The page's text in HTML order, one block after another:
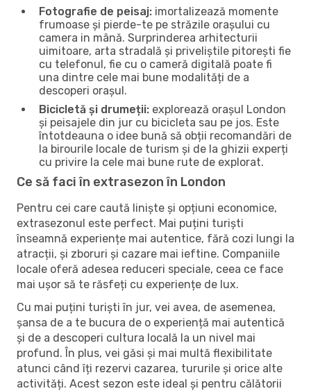
Fotografie de peisaj: imortalizează momente
frumoase și pierde-te pe străzile orașului cu
camera in mână. Surprinderea arhitecturii
uimitoare, arta stradală și priveliștile pitorești fie
cu telefonul, fie cu o cameră digitală poate fi
una dintre cele mai bune modalități de a
descoperi orașul.
Bicicletă și drumeții: explorează orașul London
și peisajele din jur cu bicicleta sau pe jos. Este
întotdeauna o idee bună să obții recomandări de
la birourile locale de turism și de la ghizii experți
cu privire la cele mai bune rute de explorat.
Ce să faci în extrasezon în London
Pentru cei care caută liniște și opțiuni economice,
extrasezonul este perfect. Mai puțini turiști
înseamnă experiențe mai autentice, fără cozi lungi la
atracții, și zboruri și cazare mai ieftine. Companiile
locale oferă adesea reduceri speciale, ceea ce face
mai ușor să te răsfeți cu experiențe de lux.
Cu mai puțini turiști în jur, vei avea, de asemenea,
șansa de a te bucura de o experiență mai autentică
și de a descoperi cultura locală la un nivel mai
profund. În plus, vei găsi și mai multă flexibilitate
atunci când îți rezervi cazarea, tururile și orice alte
activități. Acest sezon este ideal și pentru călătorii